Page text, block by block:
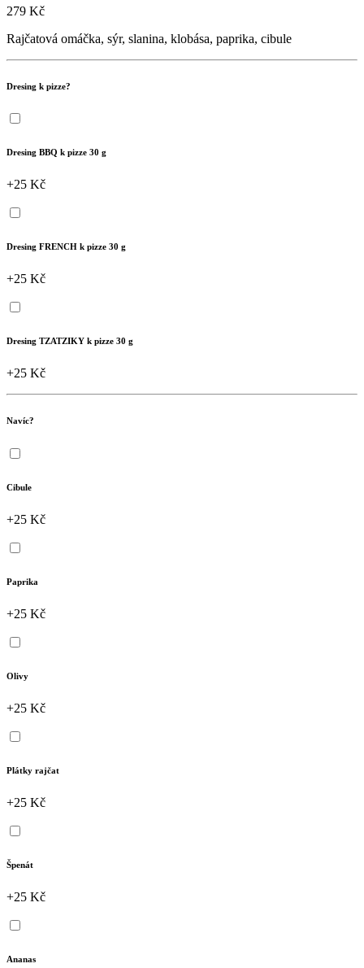
279 Kč
Rajčatová omáčka, sýr, slanina, klobása, paprika, cibule
Dresing k pizze?
Dresing BBQ k pizze 30 g
+25 Kč
Dresing FRENCH k pizze 30 g
+25 Kč
Dresing TZATZIKY k pizze 30 g
+25 Kč
Navíc?
Cibule
+25 Kč
Paprika
+25 Kč
Olivy
+25 Kč
Plátky rajčat
+25 Kč
Špenát
+25 Kč
Ananas